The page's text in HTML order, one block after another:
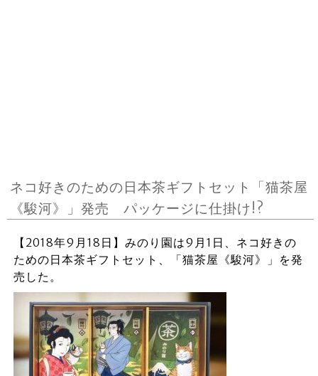
ネコ好きのための日本茶ギフトセット「猫茶屋
《駿河》」発売 パッケージに仕掛け!?
【2018年9月18日】みのり園は9月1日、ネコ好きの
ための日本茶ギフトセット、「猫茶屋《駿河》」を発
売した。